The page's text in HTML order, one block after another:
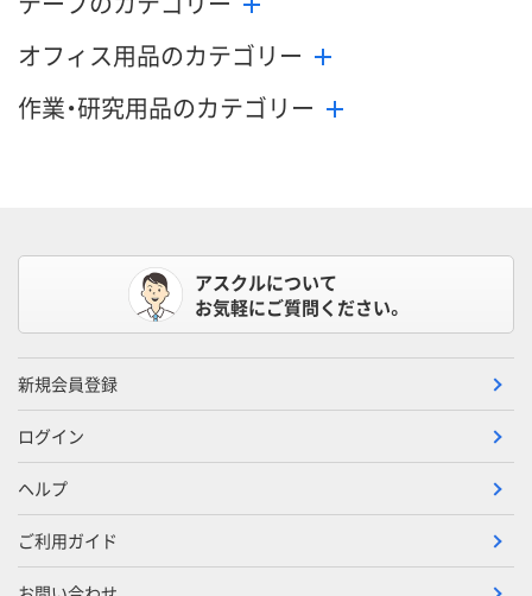
オフィス用品のカテゴリー
作業・研究用品のカテゴリー
アスクルについて
お気軽にご質問ください。
新規会員登録
ログイン
ヘルプ
ご利用ガイド